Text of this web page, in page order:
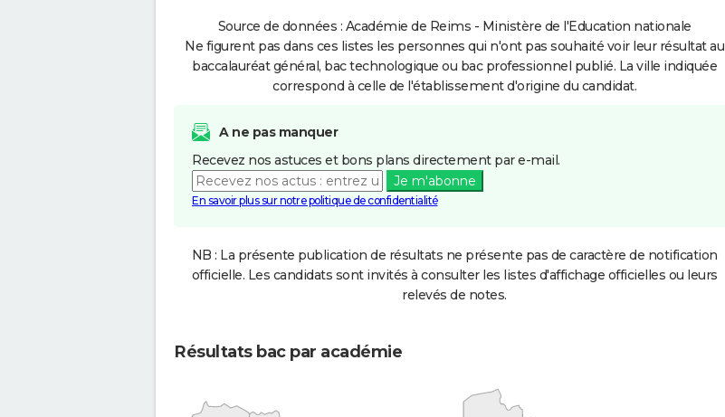
Source de données : Académie de Reims - Ministère de l'Education nationale
Ne figurent pas dans ces listes les personnes qui n'ont pas souhaité voir leur résultat au
baccalauréat général, bac technologique ou bac professionnel publié. La ville indiquée
correspond à celle de l'établissement d'origine du candidat.
A ne pas manquer
Recevez nos astuces et bons plans directement par e-mail.
Je m'abonne
En savoir plus sur notre politique de confidentialité
NB : La présente publication de résultats ne présente pas de caractère de notification
officielle. Les candidats sont invités à consulter les listes d'affichage officielles ou leurs
relevés de notes.
Résultats bac par académie